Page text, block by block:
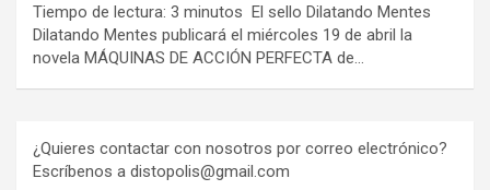
Tiempo de lectura: 3 minutos El sello Dilatando Mentes
Dilatando Mentes publicará el miércoles 19 de abril la
novela MÁQUINAS DE ACCIÓN PERFECTA de…
¿Quieres contactar con nosotros por correo electrónico?
Escríbenos a distopolis@gmail.com